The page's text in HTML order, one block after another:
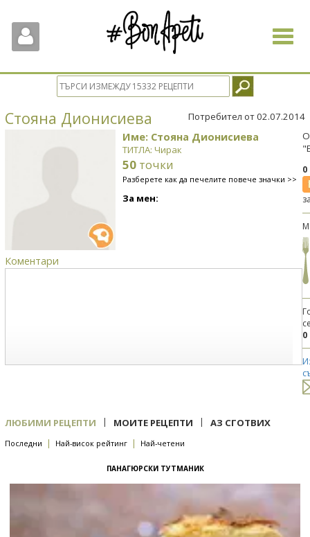
Toggle
Стояна Дионисиева Потребител от 02.07.2014
Име: Стояна Дионисиева
ТИТЛА: Чирак
50 точки
Разберете как да печелите повече значки >>
За мен:
Коментари
0
ЛЮБИМИ РЕЦЕПТИ | МОИТЕ РЕЦЕПТИ | АЗ СГОТВИХ
Последни | Най-висок рейтинг | Най-четени
ПАНАГЮРСКИ ТУТМАНИК